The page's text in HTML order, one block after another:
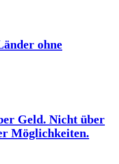
ohne
Geld. Nicht über
Möglichkeiten.